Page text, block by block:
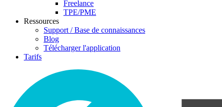
Freelance
TPE/PME
Ressources
Support / Base de connaissances
Blog
Télécharger l'application
Tarifs